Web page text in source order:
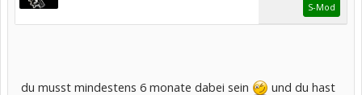
S-Mod
du musst mindestens 6 monate dabei sein
und du hast